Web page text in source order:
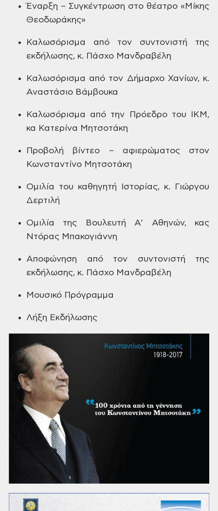
Έναρξη – Συγκέντρωση στο θέατρο «Μίκης
Θεοδωράκης»
Καλωσόρισμα
από τον συντονιστή της
εκδήλωσης, κ. Πάσχο Μανδραβέλη
Καλωσόρισμα από τον Δήμαρχο Χανίων, κ.
Αναστάσιο Βάμβουκα
Καλωσόρισμα
από την Πρόεδρο του ΙΚΜ,
κα Κατερίνα Μητσοτάκη
Προβολή βίντεο – αφιερώματος στον
Κωνσταντίνο Μητσοτάκη
Ομιλία
του καθηγητή Ιστορίας, κ. Γιώργου
Δερτιλή
Ομιλία
της Βουλευτή Α’ Αθηνών, κας
Ντόρας Μπακογιάννη
Αποφώνηση από τον συντονιστή της
εκδήλωσης, κ. Πάσχο Μανδραβέλη
Μουσικό Πρόγραμμα
Λήξη Εκδήλωσης